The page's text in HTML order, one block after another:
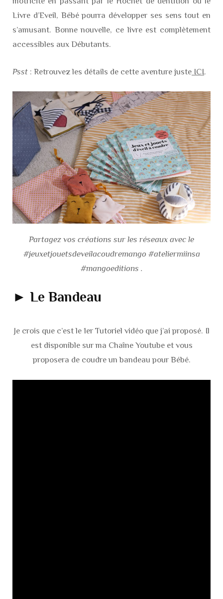
Livre d’Eveil, Bébé pourra développer ses sens tout en
s’amusant. Bonne nouvelle, ce livre est complètement
accessibles aux Débutants.
Psst : Retrouvez les détails de cette aventure juste ICI.
Partagez vos créations sur les réseaux avec le
#jeuxetjouetsdeveilacoudremango #ateliermiinsa
#mangoeditions .
► Le Bandeau
Je crois que c’est le 1er Tutoriel vidéo que j’ai proposé. Il
est disponible sur ma Chaîne Youtube et vous
proposera de coudre un bandeau pour Bébé.